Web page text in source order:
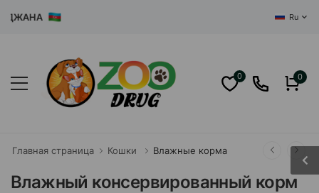
Ru
0 0
Главная страница Кошки Влажные корма
Влажный консервированный корм